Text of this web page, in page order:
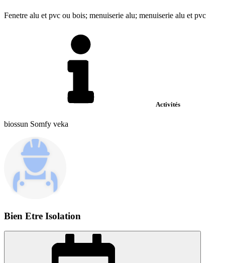
Fenetre alu et pvc ou bois; menuiserie alu; menuiserie alu et pvc
Activités
biossun Somfy veka
Bien Etre Isolation